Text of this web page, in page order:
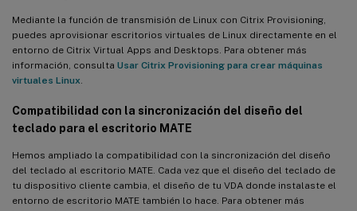
Mediante la función de transmisión de Linux con Citrix Provisioning,
puedes aprovisionar escritorios virtuales de Linux directamente en el
entorno de Citrix Virtual Apps and Desktops. Para obtener más
información, consulta Usar Citrix Provisioning para crear máquinas
virtuales Linux
Compatibilidad con la sincronización del diseño del
teclado para el escritorio MATE
Hemos ampliado la compatibilidad con la sincronización del diseño
del teclado al escritorio MATE. Cada vez que el diseño del teclado de
tu dispositivo cliente cambia, el diseño de tu VDA donde instalaste el
entorno de escritorio MATE también lo hace. Para obtener más